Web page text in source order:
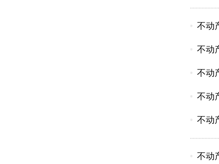
不动
不动
不动
不动
不动
不动